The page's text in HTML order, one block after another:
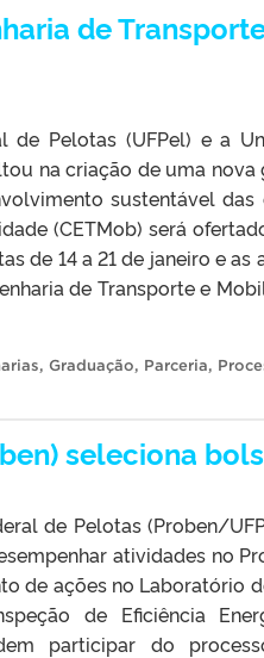
de
de Pelotas (UFPel) e a
na criação de uma nova
sustentável das
(CETMob) será
de 14 a 21 de janeiro e as
de Transporte e
, Graduação, Parceria,
seleciona
de Pelotas (Proben/
atividades no
de ações no Laboratório
de Eficiência
participar do